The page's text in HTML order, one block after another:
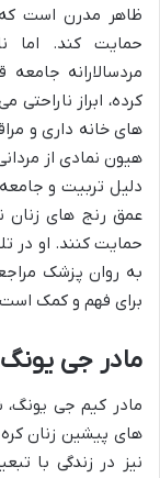
ظاهر مدرن است
حمایت کند. اما
مردسالارانه
کرده، ابراز
های خانه داری و
هیون نمادی از
دلیل تربیت و
عمق رنج های زنان
حمایت کنند. او در
به روان پزشک
برای فهم و کمک
مادر جی
مادر کیم جی
های پیشین زنان
نیز در زندگی با